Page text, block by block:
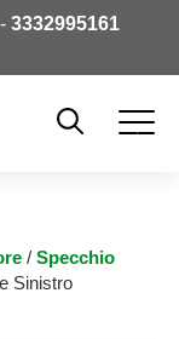
3332995161
/ Specchio
Sinistro